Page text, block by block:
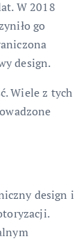
W 2018
go
design.
Wiele z tych
design i